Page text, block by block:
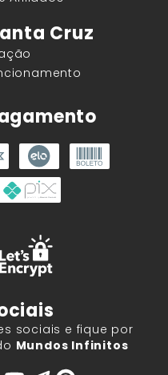
Cruz
sociais e fique por
Mundos Infinitos